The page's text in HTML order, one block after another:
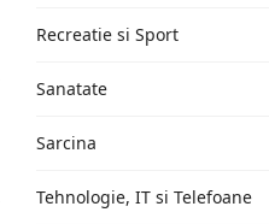
Recreatie si Sport
Sanatate
Sarcina
Tehnologie, IT si Telefoane